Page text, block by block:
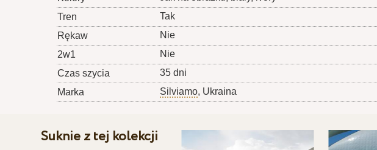
Tren
Tak
Rękaw
Nie
2w1
Nie
Czas szycia
35 dni
Marka
Silviamo, Ukraina
Suknie z tej kolekcji